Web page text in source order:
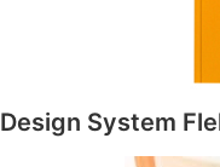
Design System